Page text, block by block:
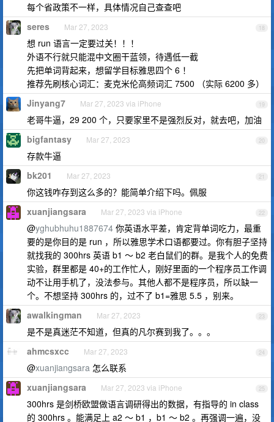
每个省政策不一样，具体情况自己查查吧
18
seres Mar 27, 2023
想 run 语言一定要过关！！！
外语不行就只能混中文圈干蓝领，待遇低一截
先把单词背起来，想留学目标雅思四个 6 ！
推荐先刷核心词汇：麦克米伦高频词汇 7500 （实际 6200 多）
19
Jinyang7 Mar 27, 2023 via iPhone
老哥牛逼，29 200 个，只要家里不是强烈反对，就去吧，加油
20
bigfantasy Mar 27, 2023
存款牛逼
21
bk201 Mar 27, 2023
你这钱咋存到这么多的？能简单介绍下吗。佩服
22
xuanjiangsara Mar 27, 2023 via iPhone
@yghubhuhu1887674 你英语水平差，肯定背单词吃力，最重
要的是你目的是 run ，所以雅思学术口语都要过。你有胆子坚持
就找我的 300hrs 英语 b1 ～ b2 老白鼠们的群。是我个人的免费
实验，群里都是 40+的工作忙人，刚好里面的一个程序员工作调
动不让用手机了，没法参与。其他人都不是程序员，所以缺一
个。不想坚持 300hrs 的，过不了 b1=雅思 5.5 ，别来。
23
awalkingman Mar 27, 2023
是不是真迷茫不知道，但真的凡尔赛到我了。。。
24
ahmcsxcc Mar 27, 2023
@xuanjiangsara 怎么联系
25
xuanjiangsara Mar 27, 2023 via iPhone
300hrs 是剑桥欧盟做语言调研得出的数据，有指导的 in class
的 300hrs 。能满足上 a2 ～ b1 ，b1 ～ b2 。再强调一遍，没